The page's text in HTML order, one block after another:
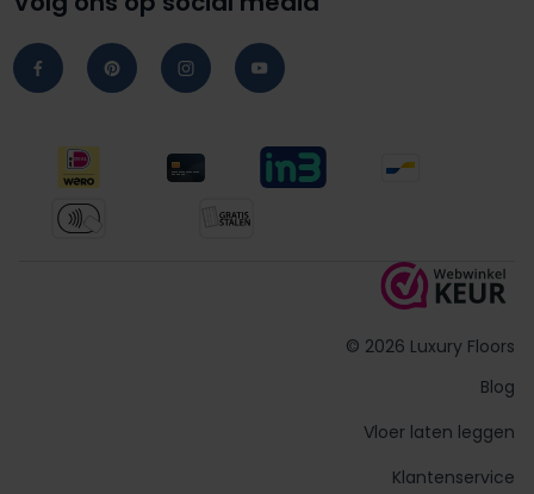
© 2026 Luxury Floors
Blog
Vloer laten leggen
Klantenservice